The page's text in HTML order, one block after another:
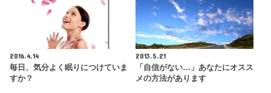
2016.4.14
毎日、気分よく眠りにつけていま
すか？
2013.5.21
「自信がない…」あなたにオスス
メの方法があります